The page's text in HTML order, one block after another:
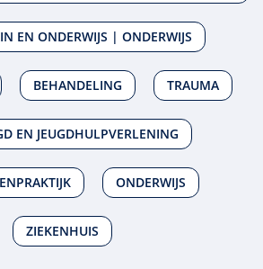
EN ONDERWIJS | ONDERWIJS
BEHANDELING TRAUMA
EN JEUGDHULPVERLENING
ONDERWIJS
ZIEKENHUIS